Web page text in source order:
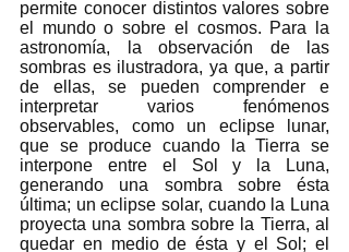
permite conocer distintos valores sobre
el mundo o sobre el cosmos. Para la
astronomía, la observación de las
sombras es ilustradora, ya que, a partir
de ellas, se pueden comprender e
interpretar varios fenómenos
observables, como un eclipse lunar,
que se produce cuando la Tierra se
interpone entre el Sol y la Luna,
generando una sombra sobre ésta
última; un eclipse solar, cuando la Luna
proyecta una sombra sobre la Tierra, al
quedar en medio de ésta y el Sol; el